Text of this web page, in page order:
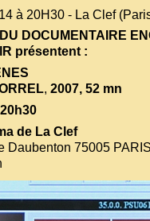
à 20H30 - La Clef
DOCUMENTAIRE
présentent :
, 2007, 52 mn
de La Clef
Daubenton 75005